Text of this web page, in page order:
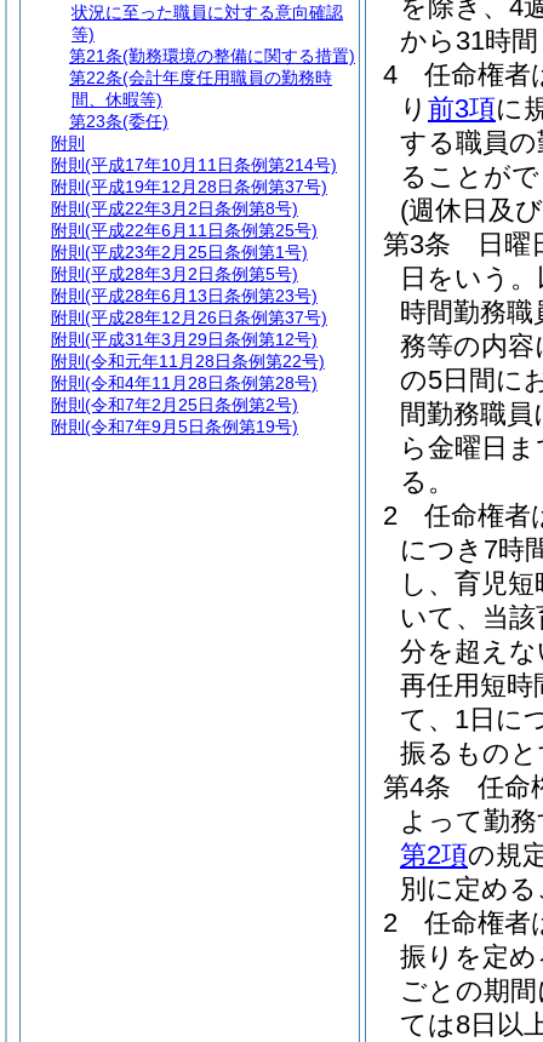
を除き、4
から31時
4
任命権者
り 前3項に
する職員
ることが
(週休日及
第3条
日曜
日をいう
時間勤務
務等の内
の5日間に
間勤務職
ら金曜日
る。
2
任命権者
につき7時
し、育児
いて、当
分を超え
再任用短
て、1日に
振るもの
第4条
任命
よって勤
第2項の規
別に定め
2
任命権者
振りを定
ごとの期
ては8日以
状況に至った職員に対する意向確認
等)
第21条(勤務環境の整備に関する措置)
第22条(会計年度任用職員の勤務時
間、休暇等)
第23条(委任)
附則
附則 (平成17年10月11日条例第214号)
附則 (平成19年12月28日条例第37号)
附則 (平成22年3月2日条例第8号)
附則 (平成22年6月11日条例第25号)
附則 (平成23年2月25日条例第1号)
附則 (平成28年3月2日条例第5号)
附則 (平成28年6月13日条例第23号)
附則 (平成28年12月26日条例第37号)
附則 (平成31年3月29日条例第12号)
附則 (令和元年11月28日条例第22号)
附則 (令和4年11月28日条例第28号)
附則 (令和7年2月25日条例第2号)
附則 (令和7年9月5日条例第19号)